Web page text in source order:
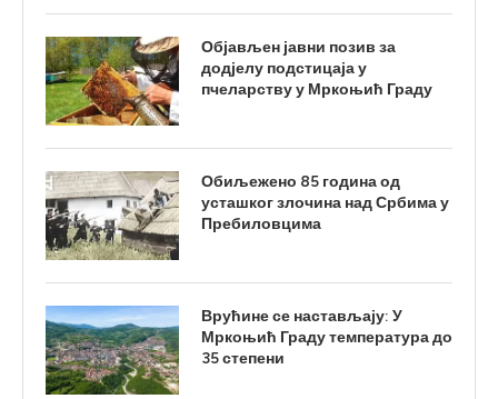
Објављен јавни позив за
додјелу подстицаја у
пчеларству у Мркоњић Граду
Обиљежено 85 година од
усташког злочина над Србима у
Пребиловцима
Врућине се настављају: У
Мркоњић Граду температура до
35 степени